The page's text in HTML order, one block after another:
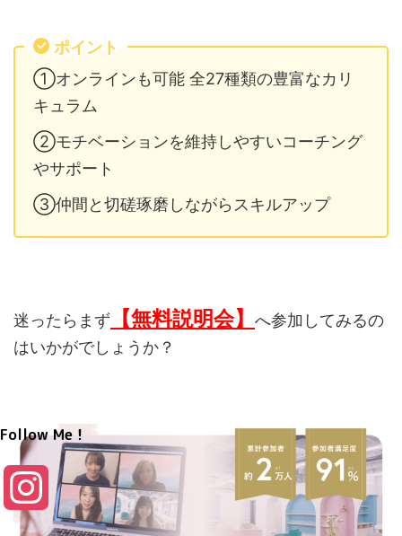
ポイント
①オンラインも可能 全27種類の豊富なカリ
キュラム
②モチベーションを維持しやすいコーチング
やサポート
③仲間と切磋琢磨しながらスキルアップ
迷ったらまず 【無料説明会】
へ参加してみるの
はいかがでしょうか？
Follow Me！
n